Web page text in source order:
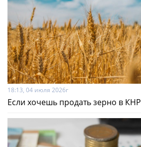
18:13, 04 июля 2026г
Если хочешь продать зерно в КНР